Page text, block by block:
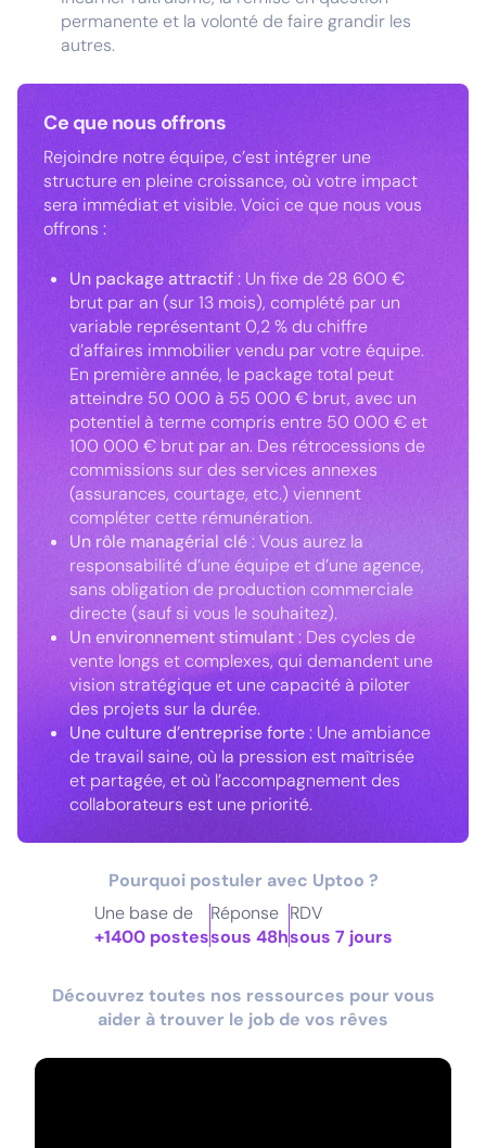
permanente et la volonté de faire grandir les
autres.
Ce que nous offrons
Rejoindre notre équipe, c’est intégrer une
structure en pleine croissance, où votre impact
sera immédiat et visible. Voici ce que nous vous
offrons :
Un package attractif: Un fixe de 28 600 €
brut par an (sur 13 mois), complété par un
variable représentant 0,2 % du chiffre
d’affaires immobilier vendu par votre équipe.
En première année, le package total peut
atteindre 50 000 à 55 000 € brut, avec un
potentiel à terme compris entre 50 000 € et
100 000 € brut par an. Des rétrocessions de
commissions sur des services annexes
(assurances, courtage, etc.) viennent
compléter cette rémunération.
Un rôle managérial clé: Vous aurez la
responsabilité d’une équipe et d’une agence,
sans obligation de production commerciale
directe (sauf si vous le souhaitez).
Un environnement stimulant: Des cycles de
vente longs et complexes, qui demandent une
vision stratégique et une capacité à piloter
des projets sur la durée.
Une culture d’entreprise forte: Une ambiance
de travail saine, où la pression est maîtrisée
et partagée, et où l’accompagnement des
collaborateurs est une priorité.
Pourquoi postuler avec Uptoo ?
Une base de
+1400 postes
Réponse
sous 48h
RDV
sous 7 jours
Découvrez toutes nos ressources pour vous
aider à trouver le job de vos rêves